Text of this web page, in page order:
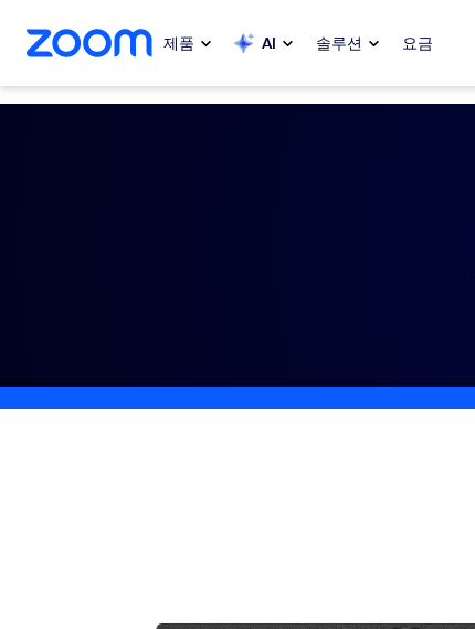
용으로 건너뛰기
팅으로 건너뛰기 제품 AI 솔루션 요금